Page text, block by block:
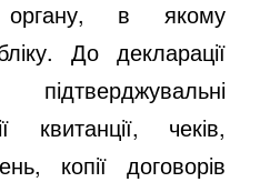
органу, в якому
До декларації
квитанції, чеків,
копії договорів